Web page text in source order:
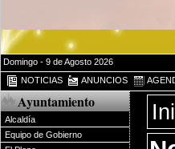
Domingo - 9 de Agosto 2026
NOTICIAS
ANUNCIOS
Ayuntamiento
Alcaldía
Equipo de Gobierno